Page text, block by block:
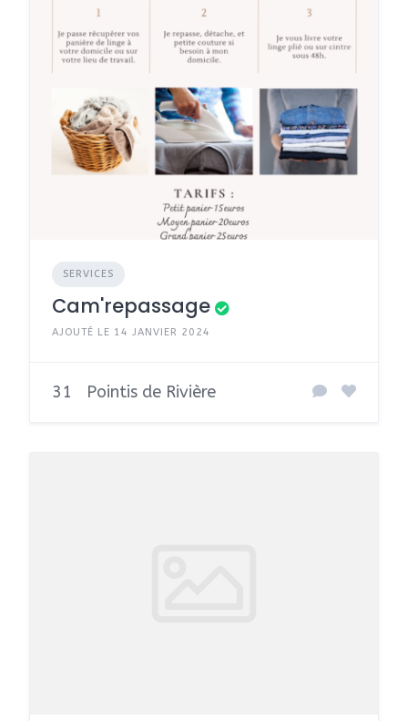
SERVICES
Cam'repassage
AJOUTÉ LE 14 JANVIER 2024
31 Pointis de Rivière